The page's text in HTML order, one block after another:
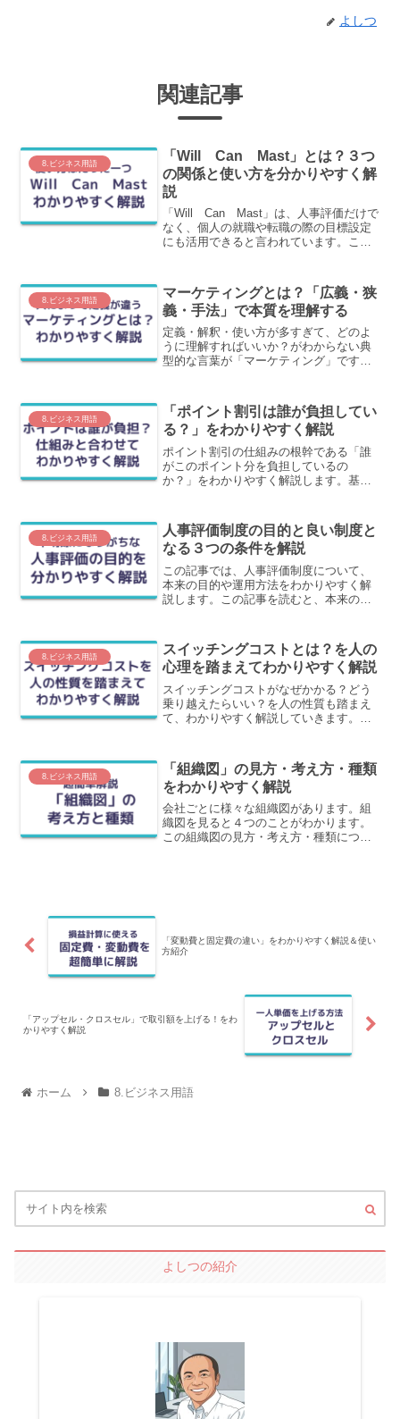
よしつ
関連記事
8.ビジネス用語
「Will Can Mast」とは？３つ
の関係と使い方を分かりやすく解
説
「Will Can Mast」は、人事評価だけで
なく、個人の就職や転職の際の目標設定
にも活用できると言われています。この
なのか？を含めてわかりやすく解説しま
す。
8.ビジネス用語
マーケティングとは？「広義・狭
義・手法」で本質を理解する
定義・解釈・使い方が多すぎて、どのよ
うに理解すればいいか？がわからない典
型的な言葉が「マーケティング」です。
に、広義・狭義・手法の３つに分解して
解説します。
8.ビジネス用語
「ポイント割引は誰が負担してい
る？」をわかりやすく解説
ポイント割引の仕組みの根幹である「誰
がこのポイント分を負担しているの
か？」をわかりやすく解説します。基本
なっているかがわかります。
8.ビジネス用語
人事評価制度の目的と良い制度と
なる３つの条件を解説
この記事では、人事評価制度について、
本来の目的や運用方法をわかりやすく解
説します。この記事を読むと、本来の人
制度なのかがわかります。
8.ビジネス用語
スイッチングコストとは？を人の
心理を踏まえてわかりやすく解説
スイッチングコストがなぜかかる？どう
乗り越えたらいい？を人の性質も踏まえ
て、わかりやすく解説していきます。人
かわっています。
8.ビジネス用語
「組織図」の見方・考え方・種類
をわかりやすく解説
会社ごとに様々な組織図があります。組
織図を見ると４つのことがわかります。
この組織図の見方・考え方・種類につい
「変動費と固定費の違い」をわかりやすく解説＆使い
方紹介
「アップセル・クロスセル」で取引額を上げる！をわ
かりやすく解説
ホーム 8.ビジネス用語
よしつの紹介